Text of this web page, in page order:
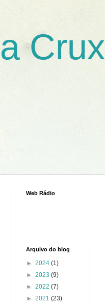
Crux
Web Rádio
Arquivo do blog
► 2024 (1)
► 2023 (9)
► 2022 (7)
► 2021 (23)